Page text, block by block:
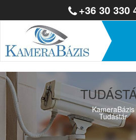
+36 30 330
KameraBázis
Tudástár